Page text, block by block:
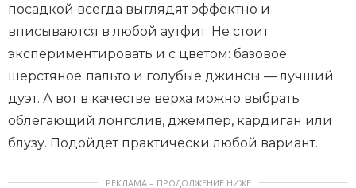
посадкой всегда выглядят эффектно и
вписываются в любой аутфит. Не стоит
экспериментировать и с цветом: базовое
шерстяное пальто и голубые джинсы — лучший
дуэт. А вот в качестве верха можно выбрать
облегающий лонгслив, джемпер, кардиган или
блузу. Подойдет практически любой вариант.
РЕКЛАМА – ПРОДОЛЖЕНИЕ НИЖЕ